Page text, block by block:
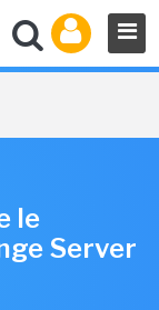
le
Server